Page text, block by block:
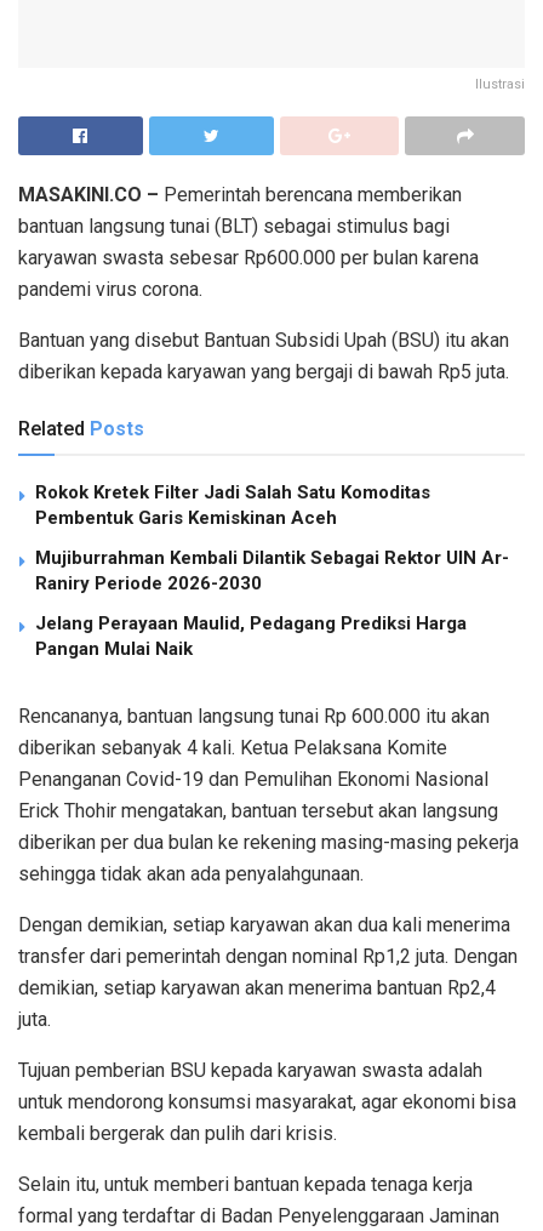
Ilustrasi
MASAKINI.CO – Pemerintah berencana memberikan
bantuan langsung tunai (BLT) sebagai stimulus bagi
karyawan swasta sebesar Rp600.000 per bulan karena
pandemi virus corona.
Bantuan yang disebut Bantuan Subsidi Upah (BSU) itu akan
diberikan kepada karyawan yang bergaji di bawah Rp5 juta.
Related Posts
Rokok Kretek Filter Jadi Salah Satu Komoditas
Pembentuk Garis Kemiskinan Aceh
Mujiburrahman Kembali Dilantik Sebagai Rektor UIN Ar-
Raniry Periode 2026-2030
Jelang Perayaan Maulid, Pedagang Prediksi Harga
Pangan Mulai Naik
Rencananya, bantuan langsung tunai Rp 600.000 itu akan
diberikan sebanyak 4 kali. Ketua Pelaksana Komite
Penanganan Covid-19 dan Pemulihan Ekonomi Nasional
Erick Thohir mengatakan, bantuan tersebut akan langsung
diberikan per dua bulan ke rekening masing-masing pekerja
sehingga tidak akan ada penyalahgunaan.
Dengan demikian, setiap karyawan akan dua kali menerima
transfer dari pemerintah dengan nominal Rp1,2 juta. Dengan
demikian, setiap karyawan akan menerima bantuan Rp2,4
juta.
Tujuan pemberian BSU kepada karyawan swasta adalah
untuk mendorong konsumsi masyarakat, agar ekonomi bisa
kembali bergerak dan pulih dari krisis.
Selain itu, untuk memberi bantuan kepada tenaga kerja
formal yang terdaftar di Badan Penyelenggaraan Jaminan